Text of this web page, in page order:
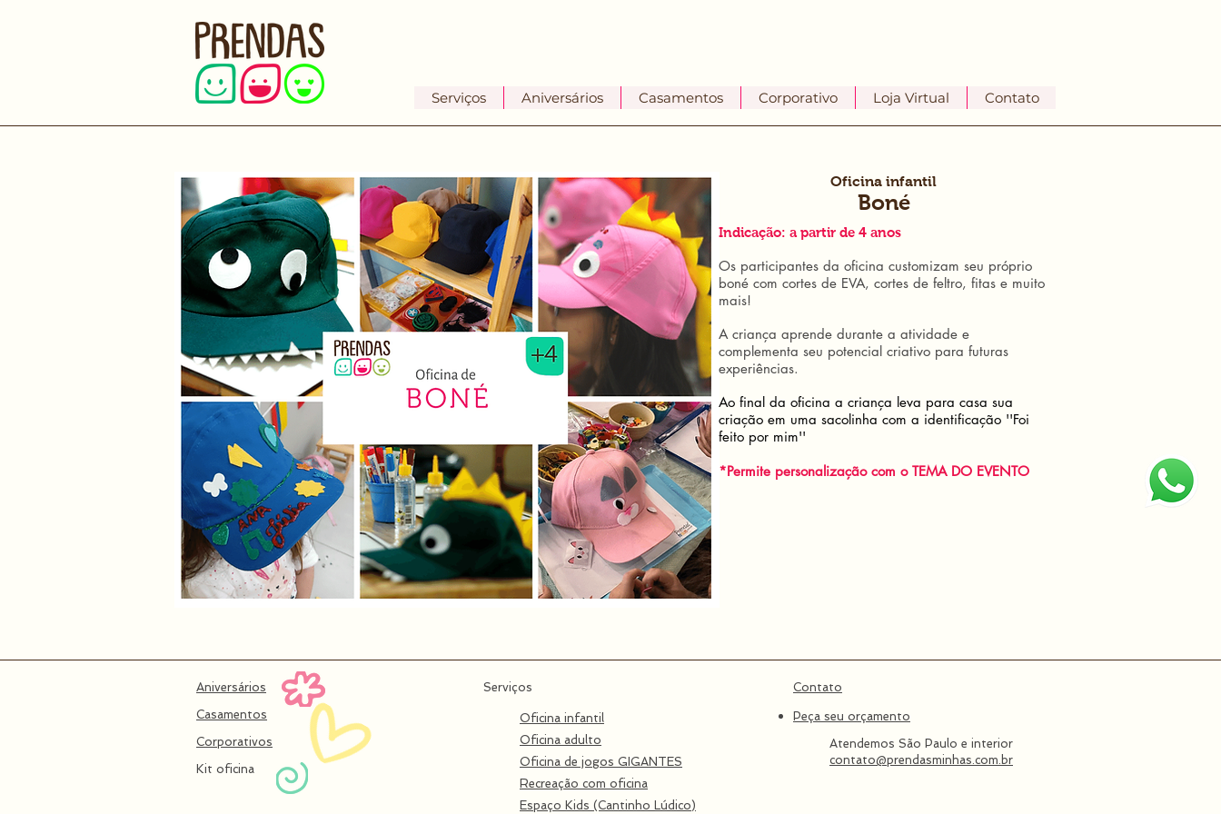
Serviços Aniversários Casamentos Corporativo Loja Virtual Contato
Oficina infantil
Boné
Indicação: a partir de 4 anos
Os participantes da oficina customizam seu próprio
boné com cortes de EVA, cortes de feltro, fitas e muito
mais!
A criança aprende durante a atividade e
complementa seu potencial criativo para futuras
experiências.
Ao final da oficina a criança leva para casa sua
criação em uma sacolinha com a identificação ''Foi
feito por mim''
*Permite personalização com o TEMA DO EVENTO
Aniversários
Casamentos
Corporativos
Kit oficina
Serviços
Oficina infantil
Oficina adulto
Oficina de jogos GIGANTES
Recreação​ com oficina
Espaço Kids (Cantinho Lúdico)
Contato
Peça seu orçamento
Atendemos São Paulo e interior
contato@prendasminhas.com.br